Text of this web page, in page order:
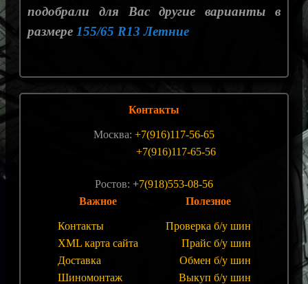
подобрали для Вас другие варианты в
размере 155/65 R13 Летние
Контакты
Москва: +7(916)117-56-65
+7(916)117-65-56
Ростов: +7(918)553-08-56
Важное
Контакты
XML карта сайта
Доставка
Шиномонтаж
Полезное
Проверка б/у шин
Прайс б/у шин
Обмен б/у шин
Выкуп б/у шин